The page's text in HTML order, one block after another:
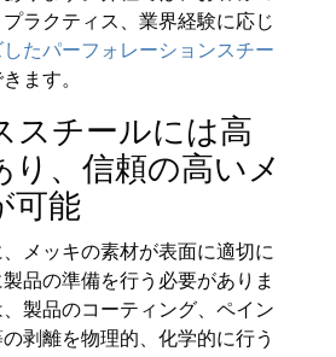
ラクティス、業界経験に応じ
たパーフォレーションスチー
ます。
スチールには高
り、信頼の高いメ
可能
メッキの素材が表面に適切に
品の準備を行う必要がありま
製品のコーティング、ペイン
の剥離を物理的、化学的に行う